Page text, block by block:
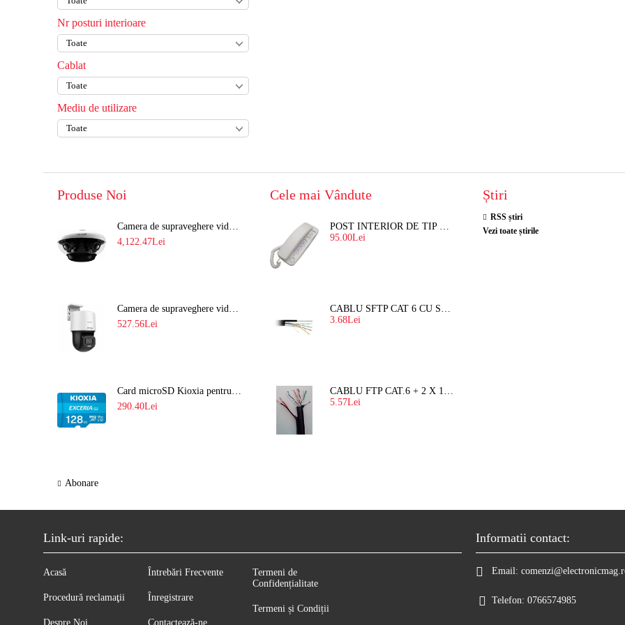
Accesorii incuietori
Incuietori pentru dulapuri/vestiare
Transformatoare
Softuri alarme
Nr posturi interioare
Cablat
Mediu de utilizare
Produse Noi
Camera de supraveghere video 8MP panoramica de exterior(4x2MP Stitched) Navaio NGC-7482PR
4,122.47Lei
Camera de supraveghere video IP PT 4MP cu lumina alba 30M si lentila fixa Hikvision DS-2DE2C400SCG-E F1
527.56Lei
Card microSD Kioxia pentru CCTV cu capacitate memorie 128GB Ultra HD 4K LMEX2L128GG2
290.40Lei
Abonare
Cele mai Vândute
POST INTERIOR DE TIP TELEFON RESEL, T8018 PENTRU INTERFON DE BLOC
95.00Lei
CABLU SFTP CAT 6 CU SUFA, DE EXTERIOR 8 FIRE X 0,56 MM
3.68Lei
CABLU FTP CAT.6 + 2 X 1.5 MM2 ( LITAT ) CU SUFA
5.57Lei
Știri
RSS știri
Vezi toate știrile
Link-uri rapide:
Acasă
Procedură reclamaţii
Despre Noi
Întrebări Frecvente
Înregistrare
Contactează-ne
Termeni de
Confidențialitate
Termeni și Condiții
Informatii contact:
Email:
Telefon: 0766574985